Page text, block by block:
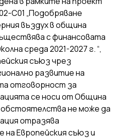
C01 „Подобряване
въздух в община
с финансовата
среда 2021-2027 г. “,
съюз чрез
развитие на
отговорност за
се носи от Община
обстоятелства не може да
отразява
Европейския съюз и